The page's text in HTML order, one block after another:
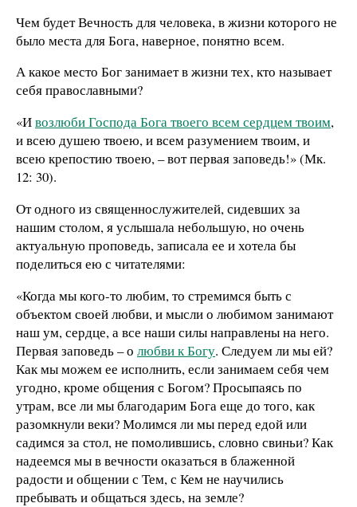
Чем будет Вечность для человека, в жизни которого не
было места для Бога, наверное, понятно всем.
А какое место Бог занимает в жизни тех, кто называет
себя православными?
«Ивозлюби Господа Бога твоего всем сердцем твоим,
и всею душею твоею, и всем разумением твоим, и
всею крепостию твоею, – вот первая заповедь!» (Мк.
12: 30).
От одного из священнослужителей, сидевших за
нашим столом, я услышала небольшую, но очень
актуальную проповедь, записала ее и хотела бы
поделиться ею с читателями:
«Когда мы кого-то любим, то стремимся быть с
объектом своей любви, и мысли о любимом занимают
наш ум, сердце, а все наши силы направлены на него.
Первая заповедь – о любви к Богу. Следуем ли мы ей?
Как мы можем ее исполнить, если занимаем себя чем
угодно, кроме общения с Богом? Просыпаясь по
утрам, все ли мы благодарим Бога еще до того, как
разомкнули веки? Молимся ли мы перед едой или
садимся за стол, не помолившись, словно свиньи? Как
надеемся мы в вечности оказаться в блаженной
радости и общении с Тем, с Кем не научились
пребывать и общаться здесь, на земле?